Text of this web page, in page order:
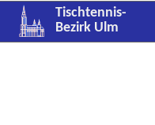
Tischtennis-
Bezirk Ulm